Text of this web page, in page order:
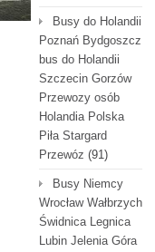
Busy do Holandii
Poznań Bydgoszcz
bus do Holandii
Szczecin Gorzów
Przewozy osób
Holandia Polska
Piła Stargard
Przewóz (91)
Busy Niemcy
Wrocław Wałbrzych
Świdnica Legnica
Lubin Jelenia Góra